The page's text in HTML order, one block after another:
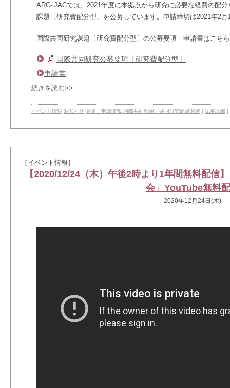
ARC-iJACでは、 2021年度に本拠点から研究に必要な経費の配
課題〔研究費配分型〕を公募しています。申請締切は2021年2 月
国際共同研究課題〔研究費配分型〕の公募要項・申請書はこちら
国際共同研究公募要項〔研究費配分型〕
申請書
続きを読む>>
イベント情報 お知らせ 募集・申請情報 国際共同利用・共同研究拠点関連 | 記事詳細 |
［イベント情報］
【2020/12/24（木）午後2時より1年間無料配信
会」YouTube無料
2020年12月24日(木)